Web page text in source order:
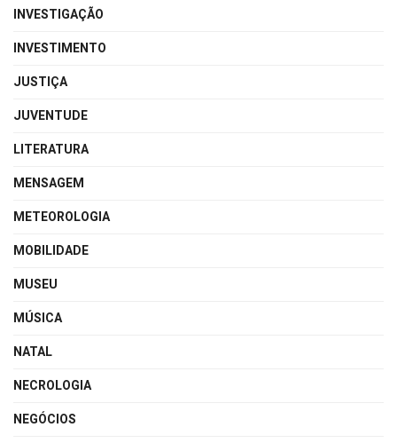
INVESTIGAÇÃO
INVESTIMENTO
JUSTIÇA
JUVENTUDE
LITERATURA
MENSAGEM
METEOROLOGIA
MOBILIDADE
MUSEU
MÚSICA
NATAL
NECROLOGIA
NEGÓCIOS